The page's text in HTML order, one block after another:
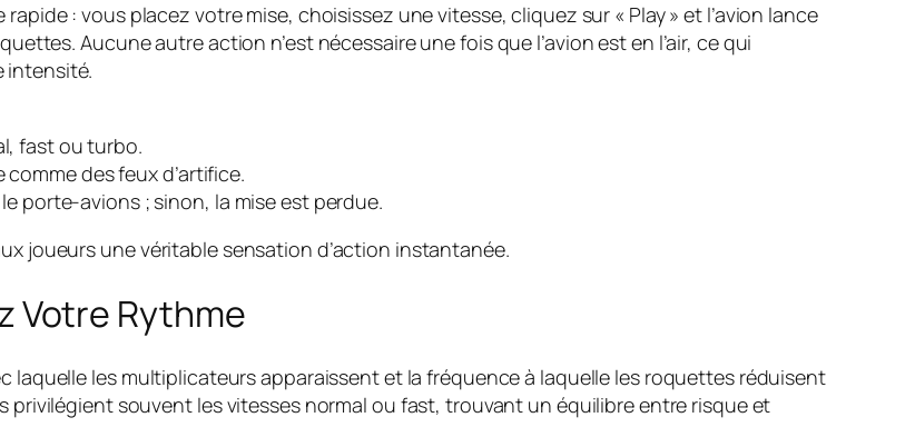
: vous placez votre mise, choisissez une vitesse, cliquez sur « Play » et l’avion lance
Aucune autre action n’est nécessaire une fois que l’avion est en l’air, ce qui
intensité.
fast ou turbo.
des feux d’artifice.
porte‑avions ; sinon, la mise est perdue.
joueurs une véritable sensation d’action instantanée.
Votre Rythme
laquelle les multiplicateurs apparaissent et la fréquence à laquelle les roquettes réduisent
privilégient souvent les vitesses normal ou fast, trouvant un équilibre entre risque et